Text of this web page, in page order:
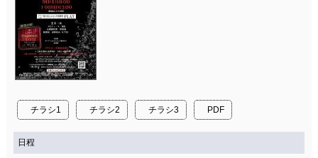
チラシ1 チラシ2 チラシ3 PDF
日程